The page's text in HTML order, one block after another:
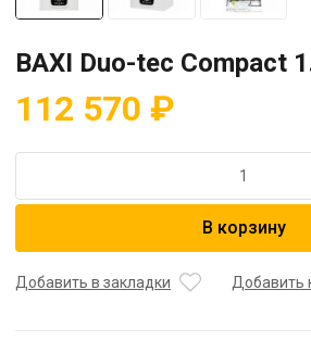
BAXI Duo-tec Compact
112 570 ₽
BAXI
Compact
В корзину
Добавить в закладки Добавить